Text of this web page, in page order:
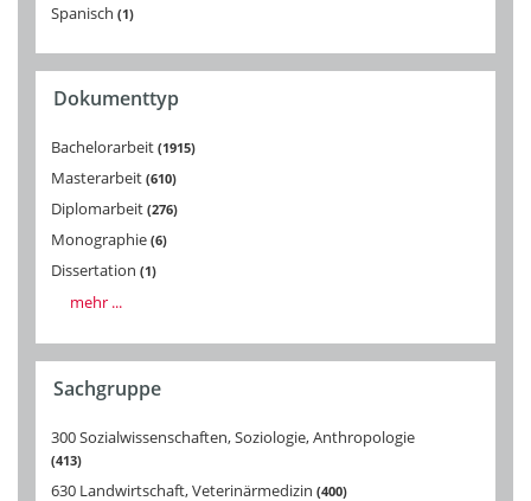
Spanisch 1
Dokumenttyp
Bachelorarbeit 1915
Masterarbeit 610
Diplomarbeit 276
Monographie 6
Dissertation 1
mehr ...
Sachgruppe
300 Sozialwissenschaften, Soziologie, Anthropologie
413
630 Landwirtschaft, Veterinärmedizin 400